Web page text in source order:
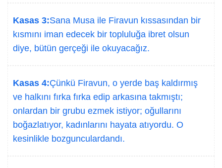
Kasas 3:Sana Musa ile Firavun kıssasından bir
kısmını iman edecek bir topluluğa ibret olsun
diye, bütün gerçeği ile okuyacağız.
Kasas 4:Çünkü Firavun, o yerde baş kaldırmış
ve halkını fırka fırka edip arkasına takmıştı;
onlardan bir grubu ezmek istiyor; oğullarını
boğazlatıyor, kadınlarını hayata atıyordu. O
kesinlikle bozgunculardandı.